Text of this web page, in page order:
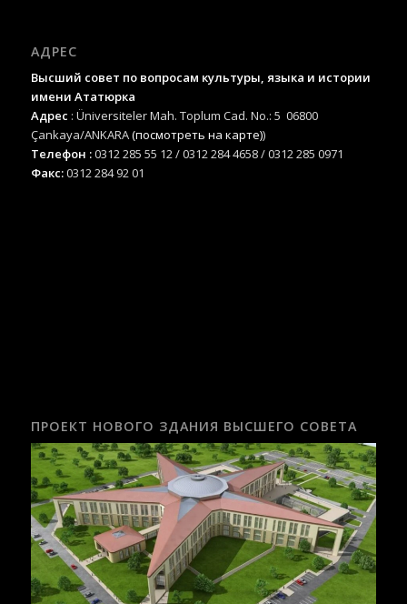
АДРЕС
Высший совет по вопросам культуры, языка и истории
имени Ататюрка
Адрес : Üniversiteler Mah. Toplum Cad. No.: 5 06800
Çankaya/ANKARA(посмотреть на карте))
Телефон :0312 285 55 12 / 0312 284 4658 / 0312 285 0971
Факс:0312 284 92 01
ПРОЕКТ НОВОГО ЗДАНИЯ ВЫСШЕГО СОВЕТА